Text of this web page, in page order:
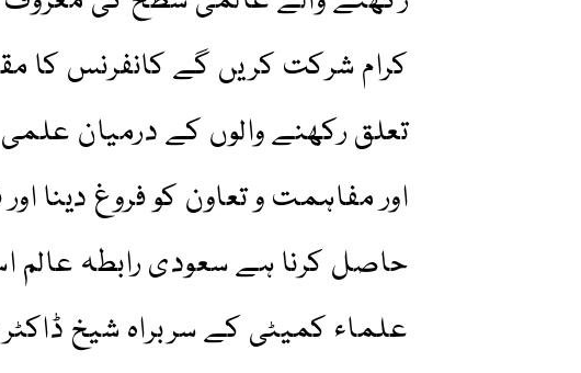
کرام شرکت کریں گے کانفرنس
تعلق رکھنے والوں کے درمیان
اور مفاہمت و تعاون کو فروغ دینا
حاصل کرنا ہے سعودی رابطہ عالم
علماء کمیٹی کے سربراہ شیخ